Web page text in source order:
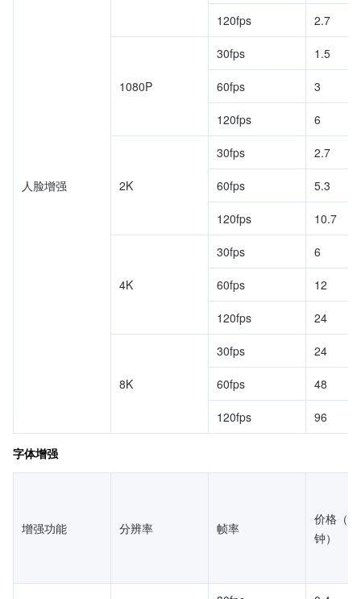
人脸增强
120fps 2.7
1080P
30fps 1.5
60fps 3
120fps 6
2K
30fps 2.7
60fps 5.3
120fps 10.7
4K
30fps 6
60fps 12
120fps 24
8K
30fps 24
60fps 48
120fps 96
字体增强
增强功能 分辨率 帧率
价格（
钟）